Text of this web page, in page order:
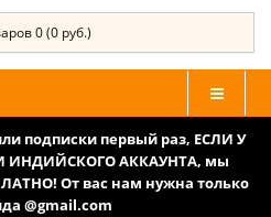
0 (0 руб.)
подписки первый раз, ЕСЛИ У
ИНДИЙСКОГО АККАУНТА, мы
От вас нам нужна только
@gmail.com